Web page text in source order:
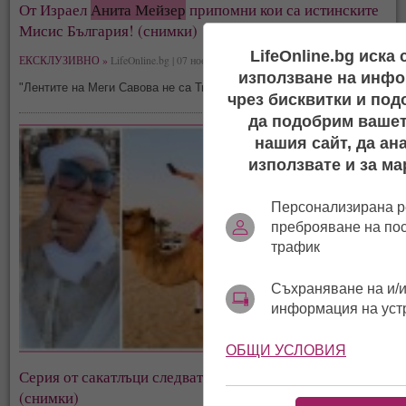
От ИзраелАнита Мейзер припомни кои са истинските
Мисис България! (снимки)
ЕКСКЛУЗИВНО » LifeOnline.bg | 07 ноември, 10:48
"Лентите на Меги Савова не са Титла", написа сексбомбата
Серия от сакатлъци следват
(снимки)
LifeOnline.bg иска
използване на
чрез бисквитки и
да подобрим
нашия сайт, да
използвате и за
Персонализирана
преброяване на
трафик
Съхраняване на и/
информация на
ОБЩИ УСЛОВИЯ